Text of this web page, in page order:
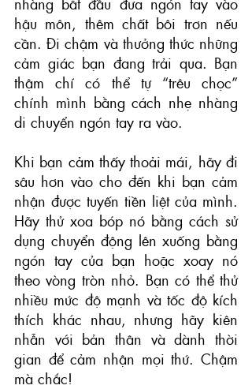
hậu môn, thêm chất bôi trơn nếu
cần. Đi chậm và thưởng thức những
cảm giác bạn đang trải qua. Bạn
thậm chí có thể tự “trêu chọc”
chính mình bằng cách nhẹ nhàng
di chuyển ngón tay ra vào.
Khi bạn cảm thấy thoải mái, hãy đi
sâu hơn vào cho đến khi bạn cảm
nhận được tuyến tiền liệt của mình.
Hãy thử xoa bóp nó bằng cách sử
dụng chuyển động lên xuống bằng
ngón tay của bạn hoặc xoay nó
theo vòng tròn nhỏ. Bạn có thể thử
nhiều mức độ mạnh và tốc độ kích
thích khác nhau, nhưng hãy kiên
nhẫn với bản thân và dành thời
gian để cảm nhận mọi thứ. Chậm
mà chắc!